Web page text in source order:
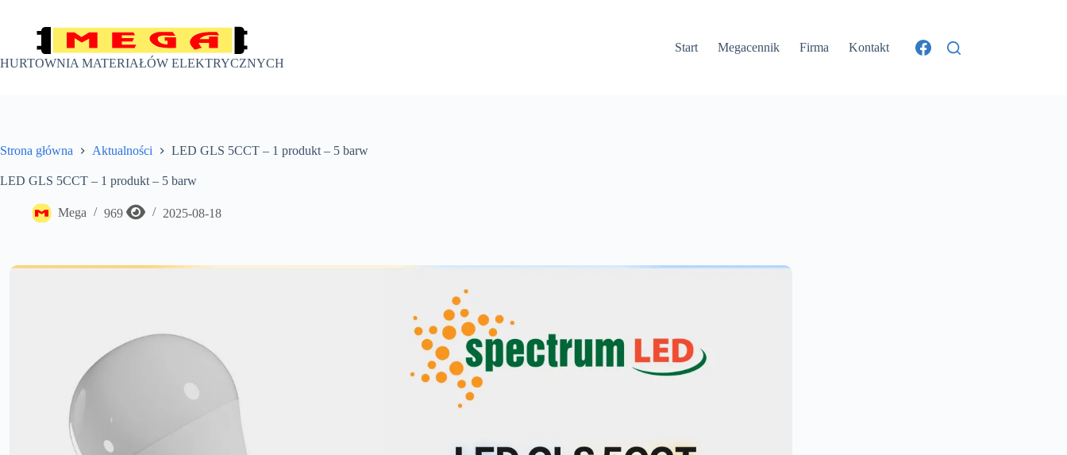
HURTOWNIA MATERIAŁÓW ELEKTRYCZNYCH
Start Megacennik Firma Kontakt
Strona główna Aktualności LED GLS 5CCT – 1 produkt – 5 barw
LED GLS 5CCT – 1 produkt – 5 barw
Mega 969 2025-08-18